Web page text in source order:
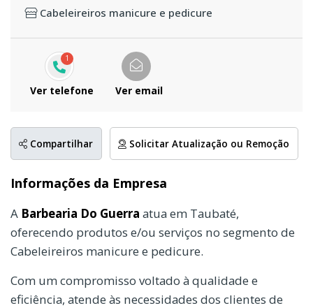
Cabeleireiros manicure e pedicure
1
Ver telefone Ver email
Compartilhar Solicitar Atualização ou Remoção
Informações da Empresa
A Barbearia Do Guerra atua em Taubaté,
oferecendo produtos e/ou serviços no segmento de
Cabeleireiros manicure e pedicure.
Com um compromisso voltado à qualidade e
eficiência, atende às necessidades dos clientes de